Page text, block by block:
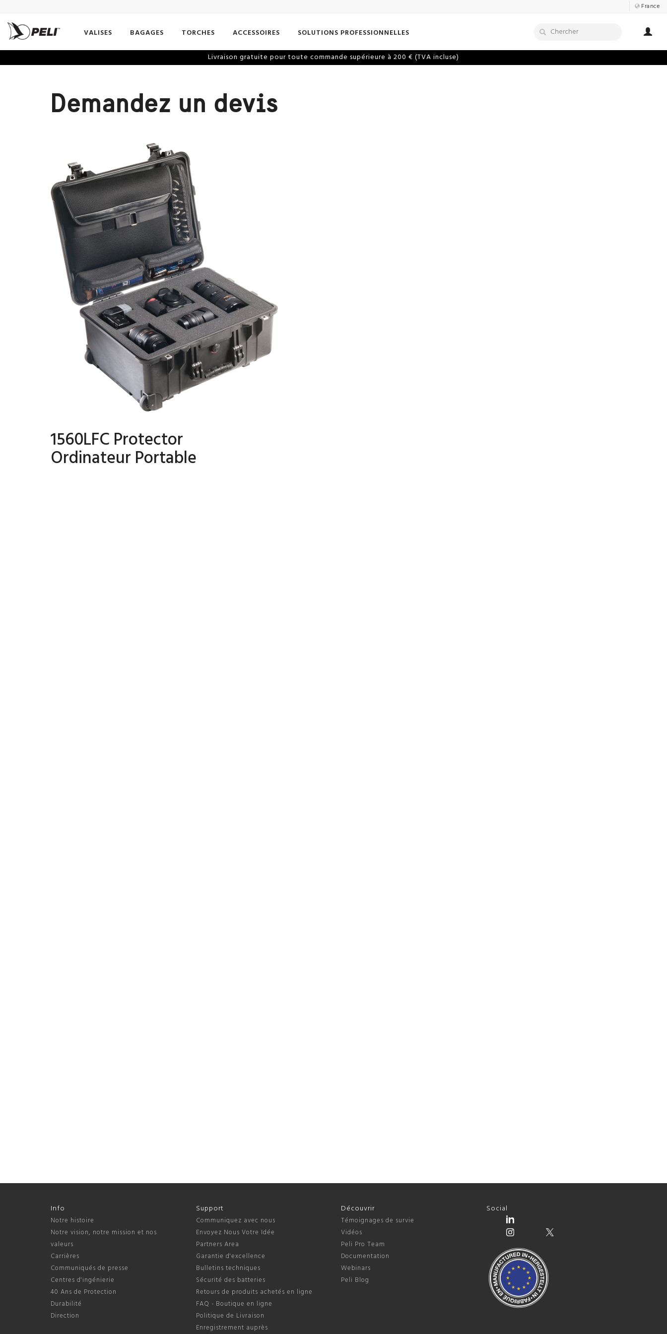
France
VALISES BAGAGES TORCHES ACCESSOIRES SOLUTIONS PROFESSIONNELLES
Livraison gratuite pour toute commande supérieure à 200 € (TVA incluse)
Demandez un devis
1560LFC Protector
Ordinateur Portable
Info
Notre histoire
Notre vision, notre mission et nos
valeurs
Carrières
Communiqués de presse
Centres d'ingénierie
40 Ans de Protection
Durabilité
Direction
Support
Communiquez avec nous
Envoyez Nous Votre Idée
Partners Area
Garantie d'excellence
Bulletins techniques
Sécurité des batteries
Retours de produits achetés en ligne
FAQ - Boutique en ligne
Politique de Livraison
Enregistrement auprès
Découvrir
Témoignages de survie
Vidéos
Peli Pro Team
Documentation
Webinars
Peli Blog
Social